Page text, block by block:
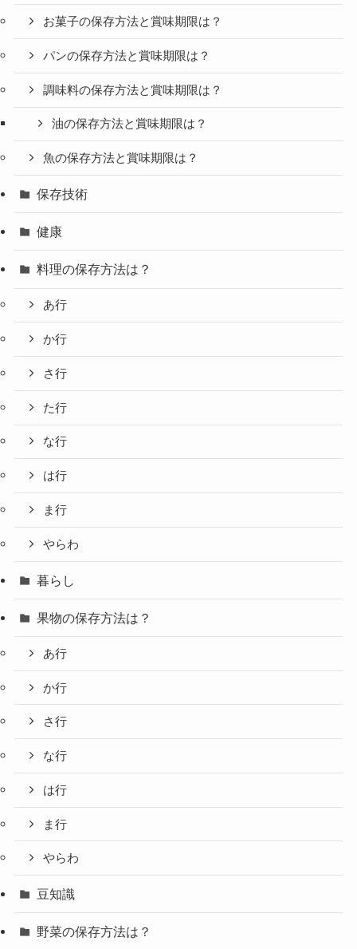
お菓子の保存方法と賞味期限は？
パンの保存方法と賞味期限は？
調味料の保存方法と賞味期限は？
油の保存方法と賞味期限は？
魚の保存方法と賞味期限は？
保存技術
健康
料理の保存方法は？
あ行
か行
さ行
た行
な行
は行
ま行
やらわ
暮らし
果物の保存方法は？
あ行
か行
さ行
な行
は行
ま行
やらわ
豆知識
野菜の保存方法は？